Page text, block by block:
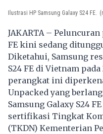
Ilustrasi HP Samsung Galaxy S24 FE.
JAKARTA –
FE kini sedang
Diketahui, Samsung
S24 FE di Vietnam
perangkat ini
Unpacked yang
Samsung Galaxy S24
sertifikasi Tingkat
(TKDN) Kementerian